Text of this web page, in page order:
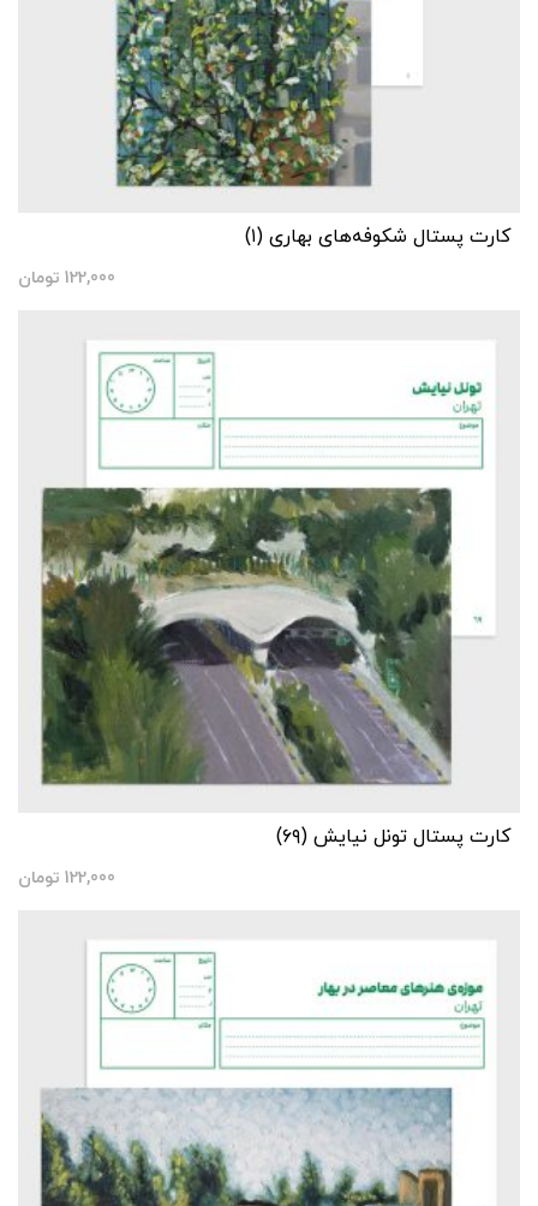
کارت پستال شکوفه‌های بهاری (۱)
122,000 تومان
کارت پستال تونل نیایش (۶۹)
122,000 تومان